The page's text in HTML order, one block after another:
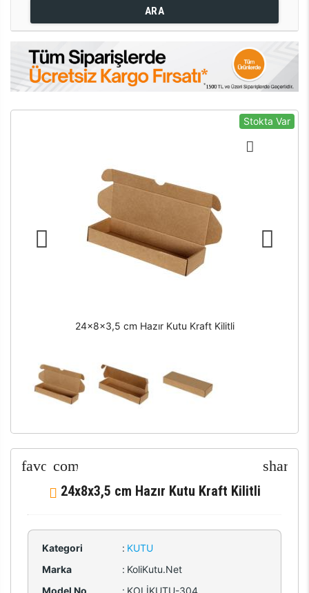
ARA
Stokta Var
24x8x3,5 cm Hazır Kutu Kraft Kilitli
24x8x3,5 cm Hazır Kutu Kraft Kilitli
Kategori : KUTU
Marka
: KoliKutu.Net
Model No
: KOLİKUTU-304